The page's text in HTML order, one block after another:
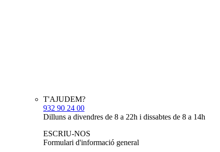
T'AJUDEM?
932 90 24 00
Dilluns a divendres de 8 a 22h i dissabtes de 8 a 14h
ESCRIU-NOS
Formulari d'informació general